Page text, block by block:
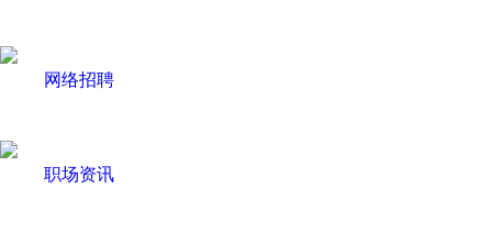
网络招聘
职场资讯